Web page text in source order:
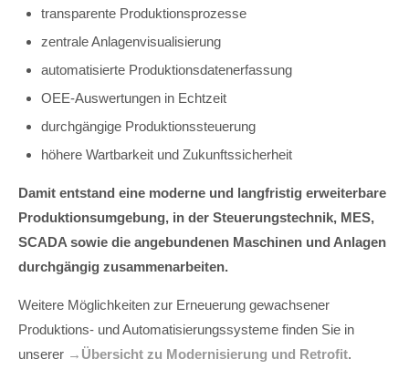
transparente Produktionsprozesse
zentrale Anlagenvisualisierung
automatisierte Produktionsdatenerfassung
OEE-Auswertungen in Echtzeit
durchgängige Produktionssteuerung
höhere Wartbarkeit und Zukunftssicherheit
Damit entstand eine moderne und langfristig erweiterbare
Produktionsumgebung, in der Steuerungstechnik, MES,
SCADA sowie die angebundenen Maschinen und Anlagen
durchgängig zusammenarbeiten.
Weitere Möglichkeiten zur Erneuerung gewachsener
Produktions- und Automatisierungssysteme finden Sie in
unserer →Übersicht zu Modernisierung und Retrofit.